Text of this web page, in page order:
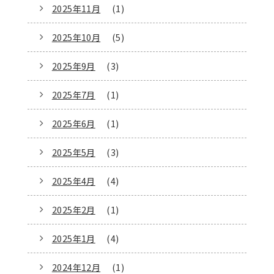
2025年11月 (1)
2025年10月 (5)
2025年9月 (3)
2025年7月 (1)
2025年6月 (1)
2025年5月 (3)
2025年4月 (4)
2025年2月 (1)
2025年1月 (4)
2024年12月 (1)